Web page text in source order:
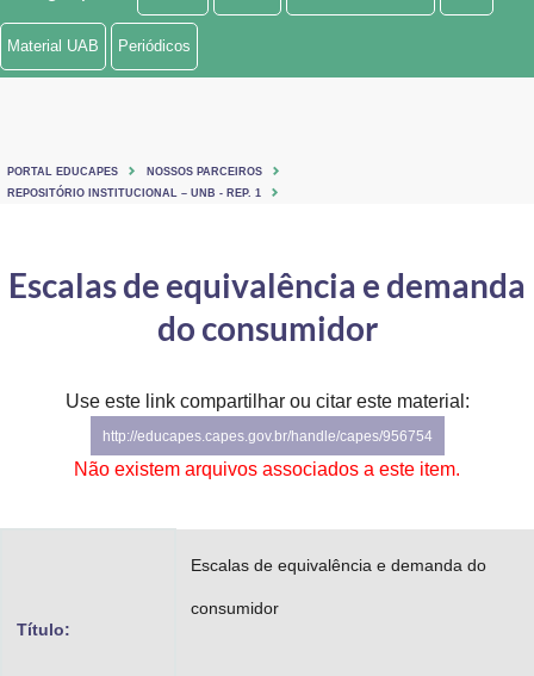
Ministério de Minas e Energia
Ministério do Turismo
Controladoria-Geral da União
Secretaria-Geral
Material UAB Periódicos
PORTAL EDUCAPES
NOSSOS PARCEIROS
REPOSITÓRIO INSTITUCIONAL – UNB - REP. 1
Escalas de equivalência e demanda
do consumidor
Use este link compartilhar ou citar este material:
http://educapes.capes.gov.br/handle/capes/956754
Não existem arquivos associados a este item.
Título:
Escalas de equivalência e demanda do
consumidor